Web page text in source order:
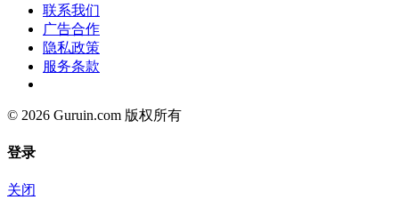
联系我们
广告合作
隐私政策
服务条款
© 2026 Guruin.com 版权所有
登录
关闭